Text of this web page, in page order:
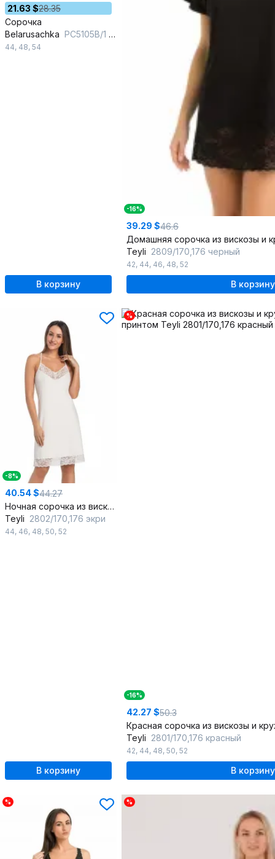
21.63 $28.35
Сорочка
Belarusachka РС5105В/1 азалия
44, 48, 54
В корзину
-16%
39.29 $46.6
Домашняя сорочка из вискозы и
Teyli 2809/170,176 черный
42, 44, 46, 48, 52
В корзину
-8%
40.54 $44.27
Ночная сорочка из вискозы и кружева с воланом
Teyli 2802/170,176 экри
44, 46, 48, 50, 52
В корзину
%
-16%
42.27 $50.3
Teyli 2801/170,176 красный
42, 44, 48, 50, 52
В корзину
% %